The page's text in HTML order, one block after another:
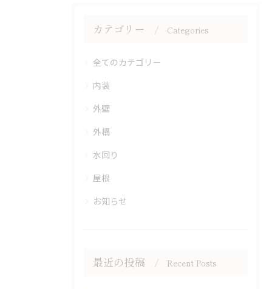
カテゴリー Categories
全てのカテゴリー
内装
外壁
外構
水回り
屋根
お知らせ
最近の投稿 Recent Posts